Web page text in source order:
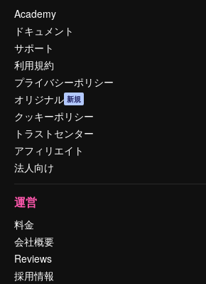
Academy
ドキュメント
サポート
利用規約
プライバシーポリシー
オリジナル 新規
クッキーポリシー
トラストセンター
アフィリエイト
法人向け
運営
料金
会社概要
Reviews
採用情報